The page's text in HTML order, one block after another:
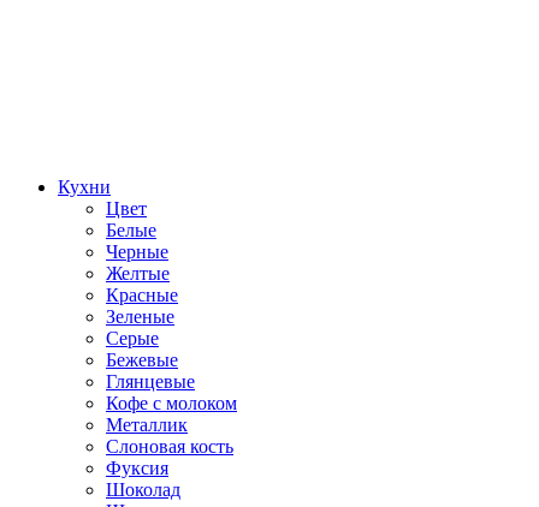
Кухни
Цвет
Белые
Черные
Желтые
Красные
Зеленые
Серые
Бежевые
Глянцевые
Кофе с молоком
Металлик
Слоновая кость
Фуксия
Шоколад